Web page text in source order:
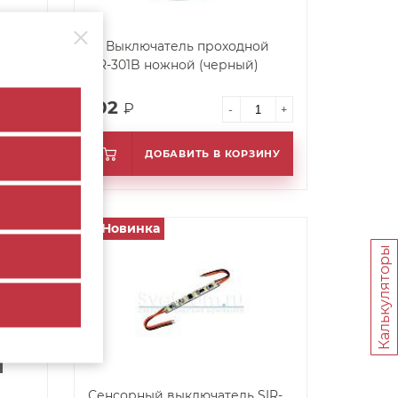
21. Выключатель проходной
GR-301B ножной (черный)
102 ₽ - +
ДОБАВИТЬ В КОРЗИНУ
арт. 62594 Новинка
Калькуляторы